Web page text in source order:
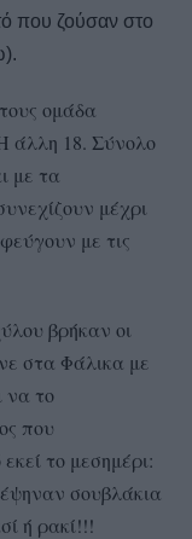
που ζούσαν στο
ομάδα
άλλη 18. Σύνολο
με τα
μέχρι
με τις
βρήκαν οι
στα Φάλικα με
να το
που
το μεσημέρι:
σουβλάκια
ή ρακί!!!